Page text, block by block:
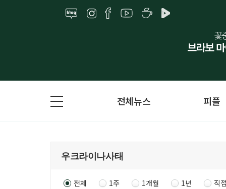
전체뉴스 피플
전체 1주 1개월 1년 직